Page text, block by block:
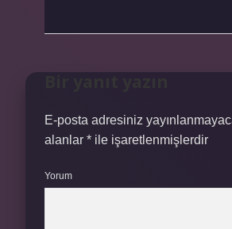
E-posta adresiniz
alanlar * ile işaretlenmişlerdir
Yorum